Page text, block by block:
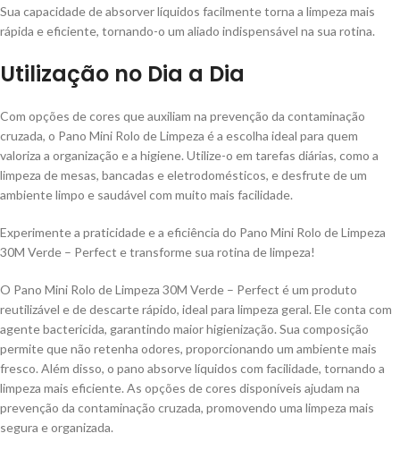
Sua capacidade de absorver líquidos facilmente torna a limpeza mais
rápida e eficiente, tornando-o um aliado indispensável na sua rotina.
Utilização no Dia a Dia
Com opções de cores que auxiliam na prevenção da contaminação
cruzada, o Pano Mini Rolo de Limpeza é a escolha ideal para quem
valoriza a organização e a higiene. Utilize-o em tarefas diárias, como a
limpeza de mesas, bancadas e eletrodomésticos, e desfrute de um
ambiente limpo e saudável com muito mais facilidade.
Experimente a praticidade e a eficiência do Pano Mini Rolo de Limpeza
30M Verde – Perfect e transforme sua rotina de limpeza!
O Pano Mini Rolo de Limpeza 30M Verde – Perfect é um produto
reutilizável e de descarte rápido, ideal para limpeza geral. Ele conta com
agente bactericida, garantindo maior higienização. Sua composição
permite que não retenha odores, proporcionando um ambiente mais
fresco. Além disso, o pano absorve líquidos com facilidade, tornando a
limpeza mais eficiente. As opções de cores disponíveis ajudam na
prevenção da contaminação cruzada, promovendo uma limpeza mais
segura e organizada.